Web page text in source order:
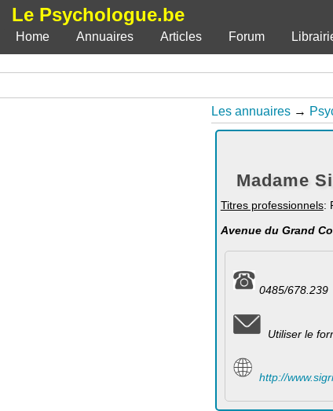
Le Psychologue.be
Home
Annuaires Articles Forum
Les annuaires →
Madame
Titres professionnels:
Avenue du Grand
0485/678.239
Utiliser le
http://